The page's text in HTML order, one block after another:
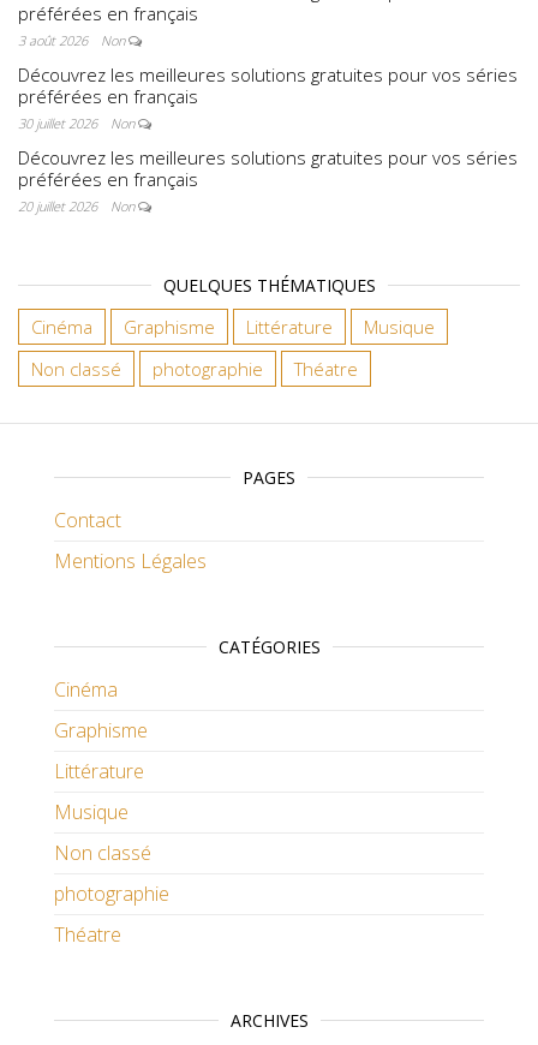
préférées en français
3 août 2026 Non
Découvrez les meilleures solutions gratuites pour vos séries
préférées en français
30 juillet 2026 Non
Découvrez les meilleures solutions gratuites pour vos séries
préférées en français
20 juillet 2026 Non
QUELQUES THÉMATIQUES
Cinéma Graphisme Littérature
Musique
Non classé
photographie Théatre
PAGES
Contact
Mentions Légales
CATÉGORIES
Cinéma
Graphisme
Littérature
Musique
Non classé
photographie
Théatre
ARCHIVES